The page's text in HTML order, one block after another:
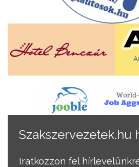
Szakszervezetek.hu
Iratkozzon fel